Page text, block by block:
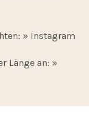
» Instagram
Länge an: »